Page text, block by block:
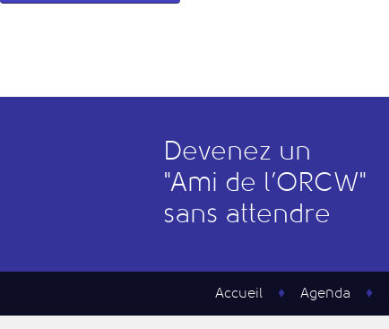
Devenez un
"Ami de l’ORCW"
sans attendre
Accueil Agenda